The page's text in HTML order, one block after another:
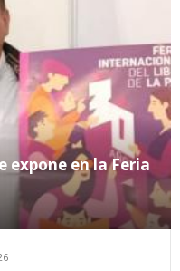
expone en la Feria